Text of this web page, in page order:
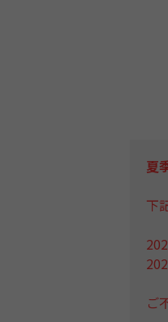
夏
下
ご